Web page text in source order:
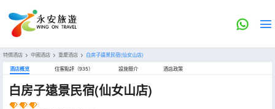
特價酒店 > 中國酒店 > 重慶酒店 > 白房子遠景民宿(仙女山店)
酒店概览 住客點評（935） 設施簡介 酒店政策
白房子遠景民宿(仙女山店)